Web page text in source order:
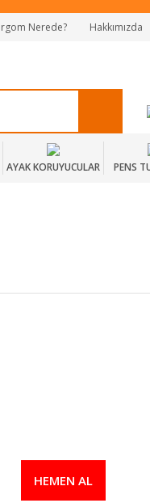
Nerede? Hakkımızda
AYAK KORUYUCULAR PENS
HEMEN AL